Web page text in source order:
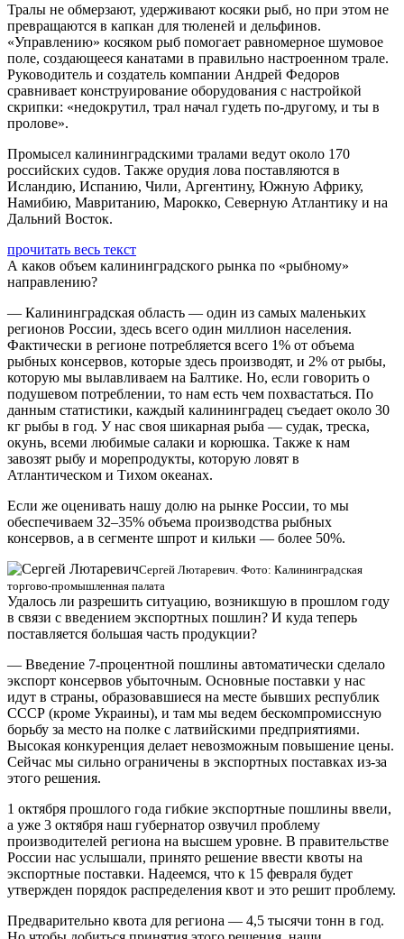
Тралы не обмерзают, удерживают косяки рыб, но при этом не
превращаются в капкан для тюленей и дельфинов.
«Управлению» косяком рыб помогает равномерное шумовое
поле, создающееся канатами в правильно настроенном трале.
Руководитель и создатель компании Андрей Федоров
сравнивает конструирование оборудования с настройкой
скрипки: «недокрутил, трал начал гудеть по-другому, и ты в
пролове».
Промысел калининградскими тралами ведут около 170
российских судов. Также орудия лова поставляются в
Исландию, Испанию, Чили, Аргентину, Южную Африку,
Намибию, Мавританию, Марокко, Северную Атлантику и на
Дальний Восток.
прочитать весь текст
А каков объем калининградского рынка по «рыбному»
направлению?
— Калининградская область — один из самых маленьких
регионов России, здесь всего один миллион населения.
Фактически в регионе потребляется всего 1% от объема
рыбных консервов, которые здесь производят, и 2% от рыбы,
которую мы вылавливаем на Балтике. Но, если говорить о
подушевом потреблении, то нам есть чем похвастаться. По
данным статистики, каждый калининградец съедает около 30
кг рыбы в год. У нас своя шикарная рыба — судак, треска,
окунь, всеми любимые салаки и корюшка. Также к нам
завозят рыбу и морепродукты, которую ловят в
Атлантическом и Тихом океанах.
Если же оценивать нашу долю на рынке России, то мы
обеспечиваем 32–35% объема производства рыбных
консервов, а в сегменте шпрот и кильки — более 50%.
Сергей Лютаревич. Фото: Калининградская
торгово-промышленная палата
Удалось ли разрешить ситуацию, возникшую в прошлом году
в связи с введением экспортных пошлин? И куда теперь
поставляется большая часть продукции?
— Введение 7-процентной пошлины автоматически сделало
экспорт консервов убыточным. Основные поставки у нас
идут в страны, образовавшиеся на месте бывших республик
СССР (кроме Украины), и там мы ведем бескомпромиссную
борьбу за место на полке с латвийскими предприятиями.
Высокая конкуренция делает невозможным повышение цены.
Сейчас мы сильно ограничены в экспортных поставках из-за
этого решения.
1 октября прошлого года гибкие экспортные пошлины ввели,
а уже 3 октября наш губернатор озвучил проблему
производителей региона на высшем уровне. В правительстве
России нас услышали, принято решение ввести квоты на
экспортные поставки. Надеемся, что к 15 февраля будет
утвержден порядок распределения квот и это решит проблему.
Предварительно квота для региона — 4,5 тысячи тонн в год.